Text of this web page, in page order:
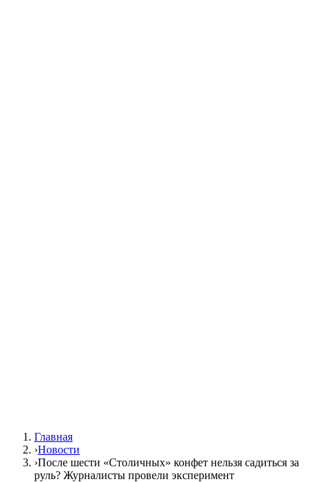
Главная
›Новости
›После шести «Столичных»‎ конфет нельзя садиться за
руль? Журналисты провели эксперимент